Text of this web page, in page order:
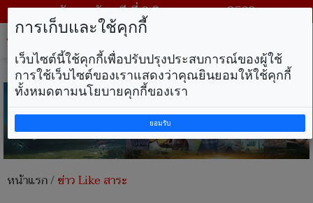
วันพฤหัสบดี ที่ 6 สิงหาคม พ.ศ. 2569
หน้าแรก/ข่าว Like สาระ
การเก็บและใช้คุกกี้
เว็บไซต์นี้ใช้คุกกี้เพื่อปรับปรุงประสบการณ์ของผู้ใช้
การใช้เว็บไซต์ของเราแสดงว่าคุณยินยอมให้ใช้คุกกี้
ทั้งหมดตามนโยบายคุกกี้ของเรา
ยอมรับ